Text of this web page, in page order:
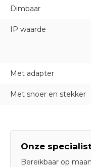
Dimbaar
IP waarde
Met adapter
Met snoer en stekker
Onze
Bereikbaar op